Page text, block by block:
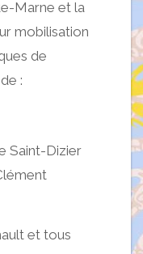
Marne et la
mobilisation
de
:
Saint-Dizier
et tous